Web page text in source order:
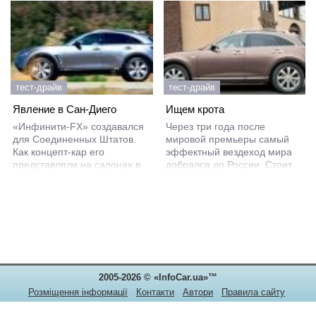
тест-драйв
Явление в Сан-Диего
«Инфинити-FX» создавался
для Соединенных Штатов.
Как концепт-кар его
представляли на салонах в
необходимо. Тем более что с
тех пор FX стал популярен
не только в Штатах.
тест-драйв
Ищем крота
Через три года после
мировой премьеры самый
эффектный вездеход мира
добрался до России. Стоит
2005-2026 © «InfoCar.ua»™
Розміщення інформації
Контакти Автори
Правила сайту